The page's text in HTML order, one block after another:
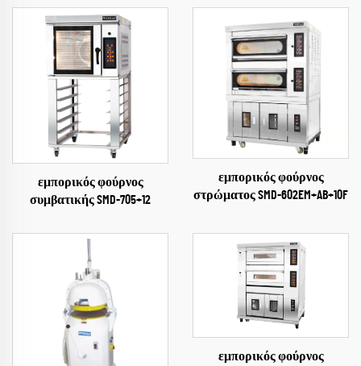
εμπορικός φούρνος
συμβατικής SMD-705+12
εμπορικός φούρνος
στρώματος SMD-602EM+AB+10F
εμπορικός φούρνος